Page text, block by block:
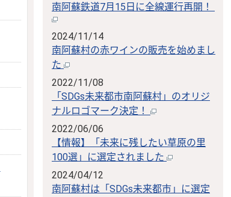
南阿蘇鉄道7月15日に全線運行再開！
2024/11/14
南阿蘇村の赤ワインの販売を始めまし
た
2022/11/08
「SDGs未来都市南阿蘇村」のオリジ
ナルロゴマーク決定！
2022/06/06
【情報】「未来に残したい草原の里
100選」に選定されました
2024/04/12
南阿蘇村は「SDGs未来都市」に選定